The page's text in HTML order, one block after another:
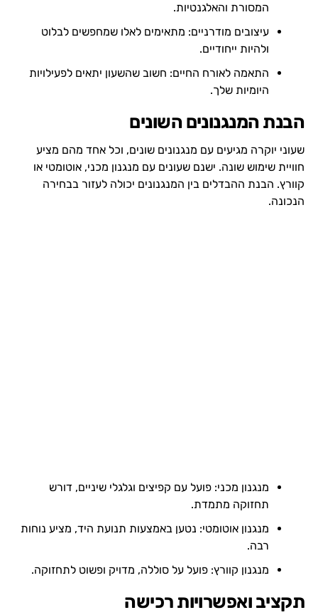
המסורת והאלגנטיות.
עיצובים מודרניים: מתאימים לאלו שמחפשים לבלוט
ולהיות ייחודיים.
התאמה לאורח החיים: חשוב שהשעון יתאים לפעילויות
היומיות שלך.
הבנת המנגנונים השונים
שעוני יוקרה מגיעים עם מנגנונים שונים, וכל אחד מהם מציע
חוויית שימוש שונה. ישנם שעונים עם מנגנון מכני, אוטומטי או
קוורץ. הבנת ההבדלים בין המנגנונים יכולה לעזור בבחירה
הנכונה.
מנגנון מכני: פועל עם קפיצים וגלגלי שיניים, דורש
תחזוקה מתמדת.
מנגנון אוטומטי: נטען באמצעות תנועת היד, מציע נוחות
רבה.
מנגנון קוורץ: פועל על סוללה, מדויק ופשוט לתחזוקה.
תקציב ואפשרויות רכישה